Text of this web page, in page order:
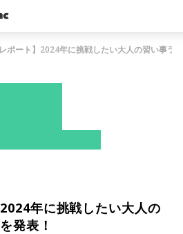
レポート】2024年に挑戦したい大人の習い事ラ
年に挑戦したい大人の
発表！